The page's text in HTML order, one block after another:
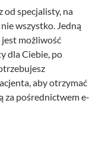
od specjalisty, na
wszystko. Jedną
możliwość
dla Ciebie, po
aby otrzymać
za pośrednictwem e-